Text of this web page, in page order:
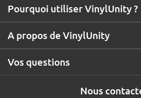
Nous
A propos de VinylUnity
Pourquoi utiliser VinylUnity ?
Vos questions